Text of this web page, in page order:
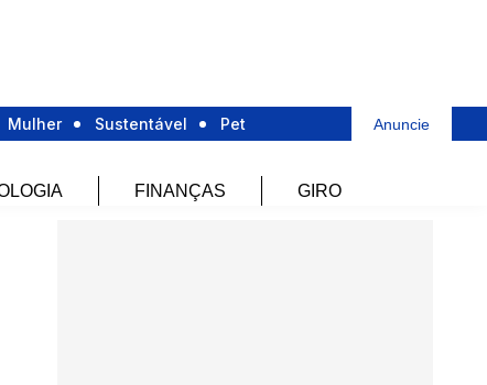
Mulher Sustentável Pet Anuncie
FINANÇAS GIRO